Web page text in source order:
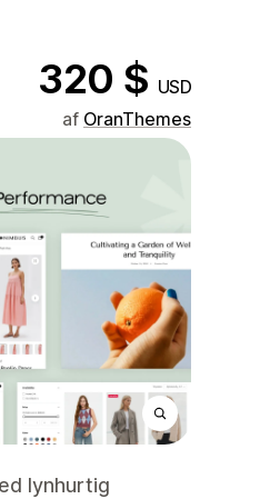
320 $ USD
af OranThemes
lynhurtig